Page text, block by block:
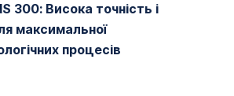
300: Висока точність і
максимальної
процесів